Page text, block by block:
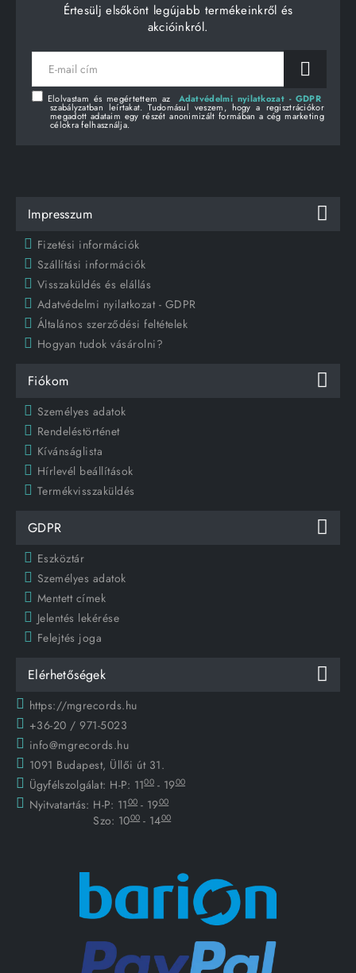
Értesülj elsőkönt legújabb termékeinkről és
akcióinkról.
E-
mail
Elolvastam és megértettem az Adatvédelmi nyilatkozat - GDPR
szabályzatban leírtakat. Tudomásul veszem, hogy a regisztrációkor
megadott adataim egy részét anonimizált formában a cég marketing
célokra felhasználja.
Impresszum
Fizetési információk
Szállítási információk
Visszaküldés és elállás
Adatvédelmi nyilatkozat - GDPR
Általános szerződési feltételek
Hogyan tudok vásárolni?
Fiókom
Személyes adatok
Rendeléstörténet
Kívánságlista
Hírlevél beállítások
Termékvisszaküldés
GDPR
Eszköztár
Személyes adatok
Mentett címek
Jelentés lekérése
Felejtés joga
Elérhetőségek
https://mgrecords.hu
+36-20 / 971-5023
info@mgrecords.hu
1091 Budapest, Üllői út 31.
Ügyfélszolgálat: H-P: 1100 - 1900
Nyitvatartás: H-P: 1100 - 1900
Szo: 1000 - 1400